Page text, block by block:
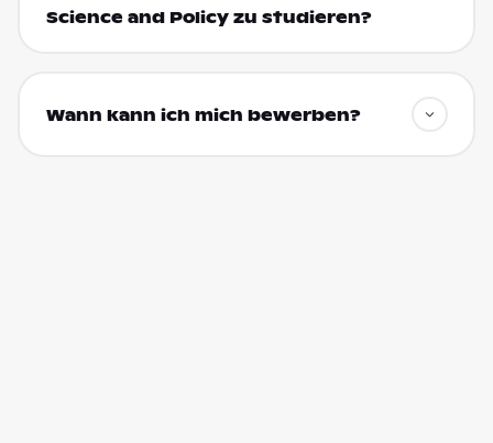
Science and Policy zu studieren?
Wann kann ich mich bewerben?